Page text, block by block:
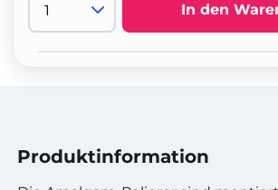
In den
Produktinformation